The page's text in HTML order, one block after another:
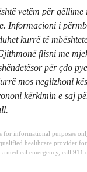
vetëm për
Informacioni i
kurrë të
flisni me
për çdo
mos neglizhoni
kërkimin e saj
for informational purposes
healthcare provider
medical emergency, call 911